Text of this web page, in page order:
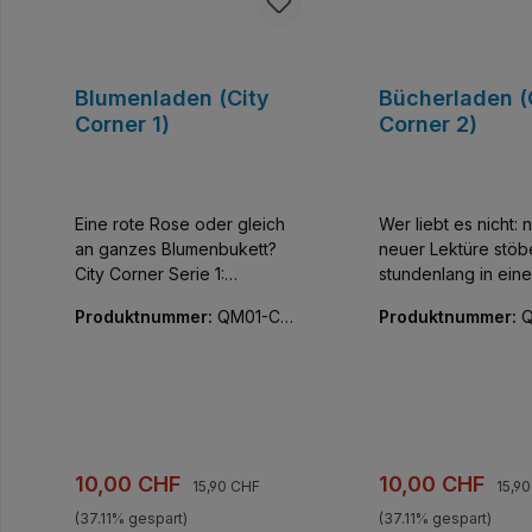
Blumenladen (City
Corner 1)
Eine rote Rose oder gleich
an ganzes Blumenbukett?
City Corner Serie 1:
mit unglaublicher Detailfülle.
keine Aufkleber!
Produktnummer: QM01-C01
Verkaufspreis:
10,00 CHF Regulärer Preis:
15,90 CHF
(37.11% gespart)
Bücherladen
Corner 2)
Wer liebt es nicht:
neuer Lektüre
stundenlang in
2 : Die zweite
Innen wie Außen vor
kreativen
so strotzen. Alle Teile
Produktnummer:
Verkaufspreis:
10,00 CHF
(37.11% gespart)